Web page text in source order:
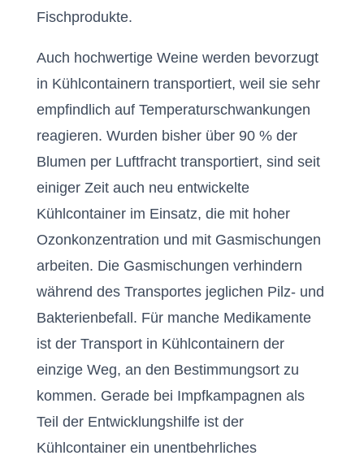
Fischprodukte.
Auch hochwertige Weine werden bevorzugt
in Kühlcontainern transportiert, weil sie sehr
empfindlich auf Temperaturschwankungen
reagieren. Wurden bisher über 90 % der
Blumen per Luftfracht transportiert, sind seit
einiger Zeit auch neu entwickelte
Kühlcontainer im Einsatz, die mit hoher
Ozonkonzentration und mit Gasmischungen
arbeiten. Die Gasmischungen verhindern
während des Transportes jeglichen Pilz- und
Bakterienbefall. Für manche Medikamente
ist der Transport in Kühlcontainern der
einzige Weg, an den Bestimmungsort zu
kommen. Gerade bei Impfkampagnen als
Teil der Entwicklungshilfe ist der
Kühlcontainer ein unentbehrliches